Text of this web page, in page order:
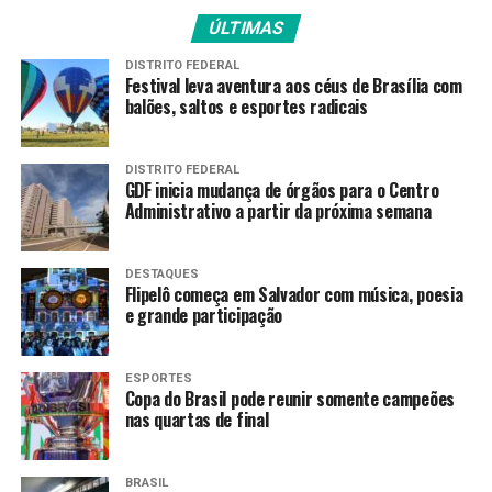
instituições privadas de ensino superior em que
foram pré-selecionados.O que pode ocorrer por meio
de comparecimento no local ou encaminhamento da
documentação por meio virtual, conforme definido pela
faculdade.
Se a entrega for presencial, a faculdade privada deverá
orientar colaboradores para receberem a documentação
fisicamente nos locais de oferta de curso em que houver
candidatos pré-selecionados, nos horários de
funcionamento da instituição.
Pré-selecionados
Nesta quarta-feira (4), o MEC divulgou dados sobre os
inscritos e os pré-selecionados na primeira chamada da
primeira edição do ano do ProUni.
De acordo com o balanço, o estado com maior número
ÚLTIMAS
DISTRITO FEDERAL
Festival leva aventura aos céus de Brasília com
balões, saltos e esportes radicais
DISTRITO FEDERAL
GDF inicia mudança de órgãos para o Centro
Administrativo a partir da próxima semana
DESTAQUES
Flipelô começa em Salvador com música, poesia
e grande participação
ESPORTES
Copa do Brasil pode reunir somente campeões
nas quartas de final
BRASIL